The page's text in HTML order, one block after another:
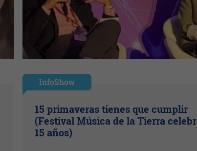
InfoShow
15 primaveras tienes que cumplir
(Festival Música de la Tierra
15 años)